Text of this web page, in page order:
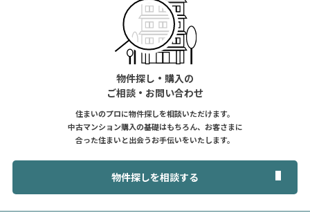
物件探し・購入の
ご相談・お問い合わせ
住まいのプロに物件探しを相談いただけます。
中古マンション購入の基礎はもちろん、お客さまに
合った住まいと出会うお手伝いをいたします。
物件探しを相談する